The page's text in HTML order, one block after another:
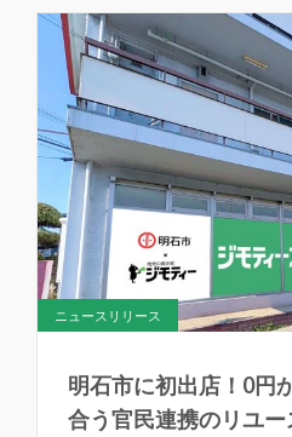
ニュースリリース
明石市に初出店！0円
合う官民連携のリユ